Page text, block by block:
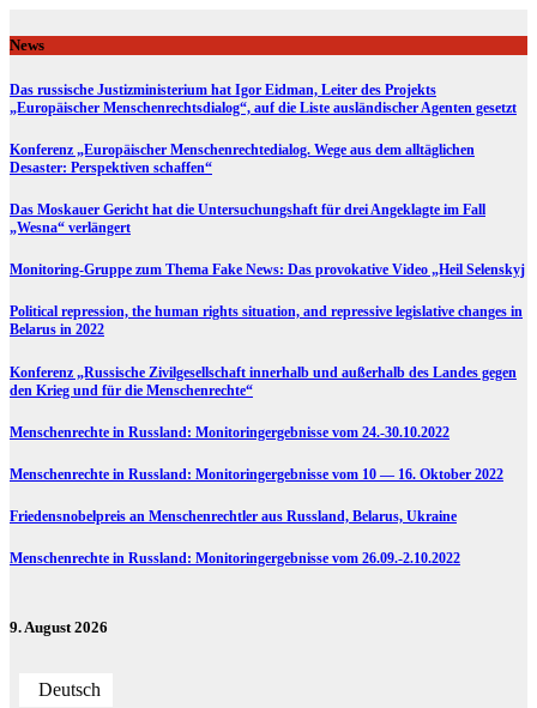
to
content
News
Das russische Justizministerium hat Igor Eidman, Leiter des Projekts
„Europäischer Menschenrechtsdialog“, auf die Liste ausländischer Agenten gesetzt
Konferenz „Europäischer Menschenrechtedialog. Wege aus dem alltäglichen
Desaster: Perspektiven schaffen“
Das Moskauer Gericht hat die Untersuchungshaft für drei Angeklagte im Fall
„Wesna“ verlängert
Monitoring-Gruppe zum Thema Fake News: Das provokative Video „Heil Selenskyj
Political repression, the human rights situation, and repressive legislative changes in
Belarus in 2022
Konferenz „Russische Zivilgesellschaft innerhalb und außerhalb des Landes gegen
den Krieg und für die Menschenrechte“
Menschenrechte in Russland: Monitoringergebnisse vom 24.-30.10.2022
Menschenrechte in Russland: Monitoringergebnisse vom 10 — 16. Oktober 2022
Friedensnobelpreis an Menschenrechtler aus Russland, Belarus, Ukraine
Menschenrechte in Russland: Monitoringergebnisse vom 26.09.-2.10.2022
9. August 2026
Deutsch